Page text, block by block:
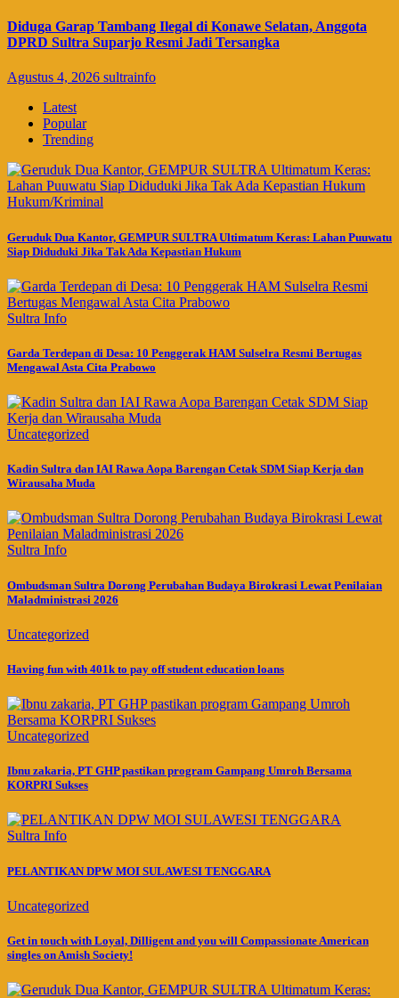
Diduga Garap Tambang Ilegal di Konawe Selatan, Anggota
DPRD Sultra Suparjo Resmi Jadi Tersangka
Agustus 4, 2026 sultrainfo
Latest
Popular
Trending
Hukum/Kriminal
Geruduk Dua Kantor, GEMPUR SULTRA Ultimatum Keras: Lahan Puuwatu
Siap Diduduki Jika Tak Ada Kepastian Hukum
Sultra Info
Garda Terdepan di Desa: 10 Penggerak HAM Sulselra Resmi Bertugas
Mengawal Asta Cita Prabowo
Uncategorized
Kadin Sultra dan IAI Rawa Aopa Barengan Cetak SDM Siap Kerja dan
Wirausaha Muda
Sultra Info
Ombudsman Sultra Dorong Perubahan Budaya Birokrasi Lewat Penilaian
Maladministrasi 2026
Uncategorized
Having fun with 401k to pay off student education loans
Uncategorized
Ibnu zakaria, PT GHP pastikan program Gampang Umroh Bersama
KORPRI Sukses
Sultra Info
PELANTIKAN DPW MOI SULAWESI TENGGARA
Uncategorized
Get in touch with Loyal, Dilligent and you will Compassionate American
singles on Amish Society!